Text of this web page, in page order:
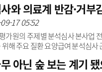
가고 싶을 때도 있다.그곳에는
부사가 붙어 있어 가능한 일이다.
따라 두 단어를 구분하는 게 가장
와 의료계 반감·거부
17 05:52
가원의 주제별 분석심사 본사업
해 주요 질환 요양급여 분석심
정의됐다.이는 분석심사 대상이
아닌 숲 보는 계기